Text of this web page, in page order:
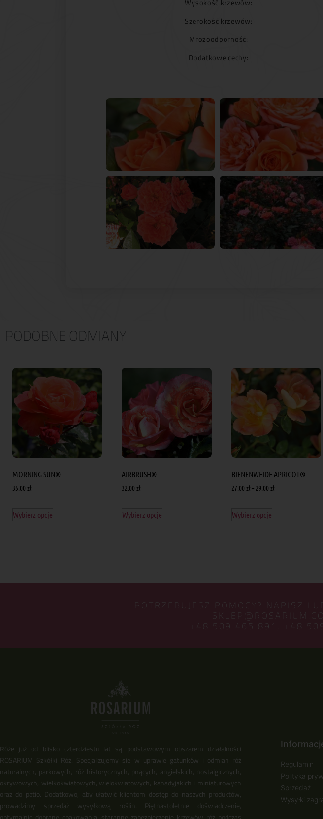
Wysokość krzewów:
Szerokość krzewów:
Mrozoodporność:
Dodatkowe cechy:
PODOBNE ODMIANY
MORNING SUN®
35.00 zł
Wybierz opcje
AIRBRUSH®
32.00 zł
Wybierz opcje
BIENENWEIDE APRICOT®
27.00 zł– 29.00 zł
Wybierz opcje
POTRZEBUJESZ POMOCY? NAPISZ
+48 509 465 891, +48
Róże już od blisko czterdziestu lat są podstawowym obszarem działalności
ROSARIUM Szkółki Róż. Specjalizujemy się w uprawie gatunków i odmian róż
naturalnych, parkowych, róż historycznych, pnących, angielskich, nostalgicznych,
okrywowych, wielkokwiatowych, wielokwiatowych, kanadyjskich i miniaturowych
oraz do patio. Dodatkowo, aby ułatwić klientom dostęp do naszych produktów,
prowadzimy sprzedaż wysyłkową roślin. Piętnastoletnie doświadczenie,
Regulamin
Polityka
Sprzedaż
Wysyłki